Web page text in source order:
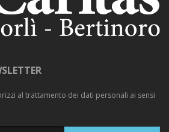
al trattamento dei dati personali ai sensi